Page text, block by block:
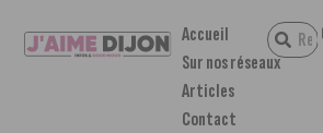
Accueil
Sur nos réseaux
Articles
Contact